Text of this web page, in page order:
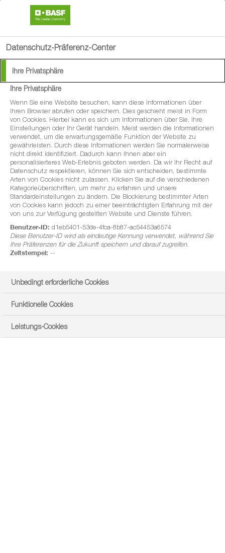
Datenschutz-Präferenz-Center
Ihre Privatsphäre
Ihre Privatsphäre
Wenn Sie eine Website besuchen, kann diese Informationen über
Ihren Browser abrufen oder speichern. Dies geschieht meist in Form
von Cookies. Hierbei kann es sich um Informationen über Sie, Ihre
Einstellungen oder Ihr Gerät handeln. Meist werden die Informationen
verwendet, um die erwartungsgemäße Funktion der Website zu
gewährleisten. Durch diese Informationen werden Sie normalerweise
nicht direkt identifiziert. Dadurch kann Ihnen aber ein
personalisierteres Web-Erlebnis geboten werden. Da wir Ihr Recht auf
Datenschutz respektieren, können Sie sich entscheiden, bestimmte
Arten von Cookies nicht zulassen. Klicken Sie auf die verschiedenen
Kategorieüberschriften, um mehr zu erfahren und unsere
Standardeinstellungen zu ändern. Die Blockierung bestimmter Arten
von Cookies kann jedoch zu einer beeinträchtigten Erfahrung mit der
von uns zur Verfügung gestellten Website und Dienste führen.
Benutzer-ID: d1eb5401-53de-4fca-8b87-ac54453a6574
Diese Benutzer-ID wird als eindeutige Kennung verwendet, während Sie
Ihre Präferenzen für die Zukunft speichern und darauf zugreifen.
Zeitstempel: --
Unbedingt erforderliche Cookies
Funktionelle Cookies
Leistungs-Cookies